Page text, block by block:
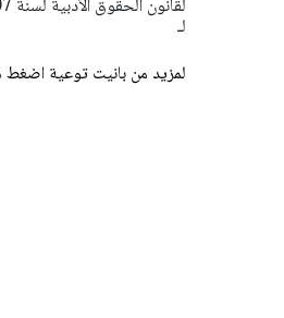
لـ
لمزيد من بانيت توعية اضغط